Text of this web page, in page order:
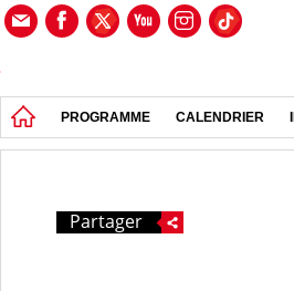
PROGRAMME CALENDRIER
Partager